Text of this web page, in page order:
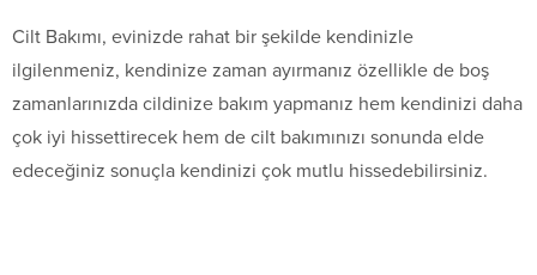
Cilt Bakımı, evinizde rahat bir şekilde kendinizle
ilgilenmeniz, kendinize zaman ayırmanız özellikle de boş
zamanlarınızda cildinize bakım yapmanız hem kendinizi daha
çok iyi hissettirecek hem de cilt bakımınızı sonunda elde
edeceğiniz sonuçla kendinizi çok mutlu hissedebilirsiniz.